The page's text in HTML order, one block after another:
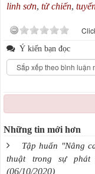
linh sơn, tử chiến,
Ý kiến bạn đọc
Những tin mới hơn
Tập huấn "Nâng
thuật trong sự
(06/10/2020)